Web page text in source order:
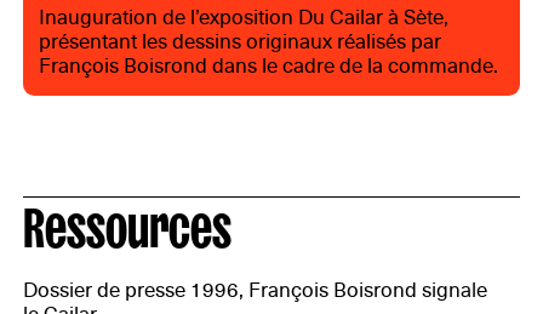
Inauguration de l’exposition Du Cailar à Sète,
présentant les dessins originaux réalisés par
François Boisrond dans le cadre de la commande.
Ressources
Dossier de presse 1996, François Boisrond signale